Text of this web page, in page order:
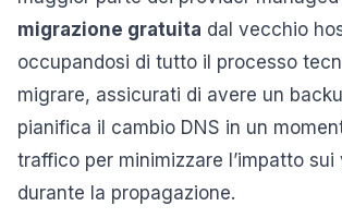
migrazione gratuita dal vecchio
occupandosi di tutto il processo
migrare, assicurati di avere un
pianifica il cambio DNS in un
traffico per minimizzare l’impatto sui
durante la propagazione.